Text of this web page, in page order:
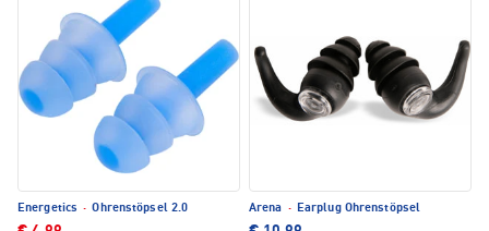
Energetics · Ohrenstöpsel 2.0 Arena · Earplug Ohrenstöpsel